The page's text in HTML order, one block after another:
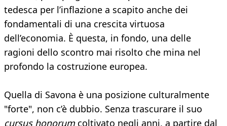
tedesca per l’inflazione a scapito anche dei
fondamentali di una crescita virtuosa
dell’economia. È questa, in fondo, una delle
ragioni dello scontro mai risolto che mina nel
profondo la costruzione europea.
Quella di Savona è una posizione culturalmente
"forte", non c’è dubbio. Senza trascurare il suo
cursus honorum coltivato negli anni, a partire dal